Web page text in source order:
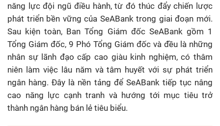
năng lực đội ngũ điều hành, từ đó thúc đẩy chiến lược
phát triển bền vững của SeABank trong giai đoạn mới.
Sau kiện toàn, Ban Tổng Giám đốc SeABank gồm 1
Tổng Giám đốc, 9 Phó Tổng Giám đốc và đều là những
nhân sự lãnh đạo cấp cao giàu kinh nghiệm, có thâm
niên làm việc lâu năm và tâm huyết với sự phát triển
ngân hàng. Đây là nền tảng để SeABank tiếp tục nâng
cao năng lực cạnh tranh và hướng tới mục tiêu trở
thành ngân hàng bán lẻ tiêu biểu.